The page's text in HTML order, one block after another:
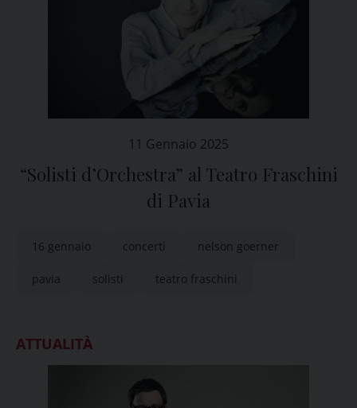
11 Gennaio 2025
“Solisti d’Orchestra” al Teatro Fraschini
di Pavia
16 gennaio concerti nelson goerner
pavia solisti teatro fraschini
ATTUALITÀ